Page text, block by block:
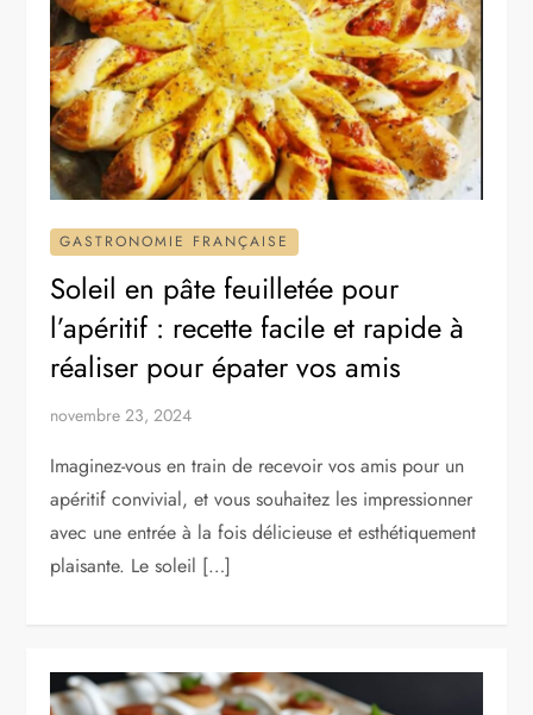
GASTRONOMIE FRANÇAISE
Soleil en pâte feuilletée pour
l’apéritif : recette facile et rapide à
réaliser pour épater vos amis
novembre 23, 2024
Imaginez-vous en train de recevoir vos amis pour un
apéritif convivial, et vous souhaitez les impressionner
avec une entrée à la fois délicieuse et esthétiquement
plaisante. Le soleil […]